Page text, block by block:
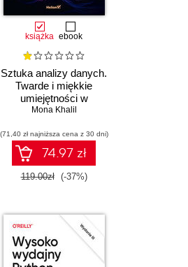
książka ebook
Sztuka analizy danych.
Twarde i miękkie
umiejętności w
czasach sztucznej
Mona Khalil
(71,40 zł najniższa cena z 30 dni)
74.97 zł
119.00zł (-37%)